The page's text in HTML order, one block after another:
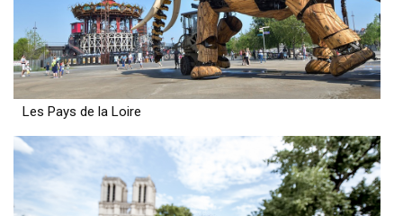
Les Pays de la Loire